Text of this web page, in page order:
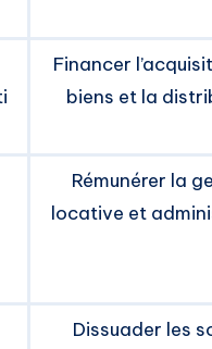
Financer
biens et la
Rémunérer la
locative et
Dissuader les